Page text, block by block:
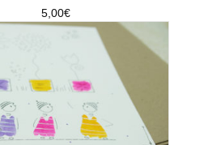
5,00€